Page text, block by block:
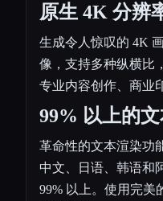
原生 4K 分辨
生成令人惊叹的 4K
像，支持多种纵横比
专业内容创作、商业
99% 以上的
革命性的文本渲染功
中文、日语、韩语和
99% 以上。使用完美